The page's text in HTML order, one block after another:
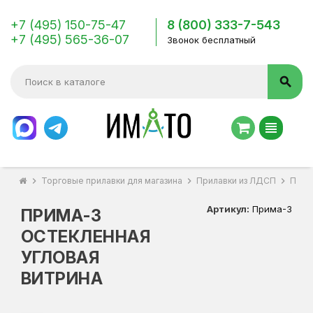
+7 (495) 150-75-47
+7 (495) 565-36-07
8 (800) 333-7-543
Звонок бесплатный
search
view_headline
chevron_right Торговые прилавки для магазина chevron_right Прилавки из ЛДСП chevron_right
ПРИМА-3
ОСТЕКЛЕННАЯ
УГЛОВАЯ
ВИТРИНА
Артикул: Прима-3